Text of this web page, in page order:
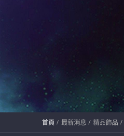
首頁 最新消息 精品飾品